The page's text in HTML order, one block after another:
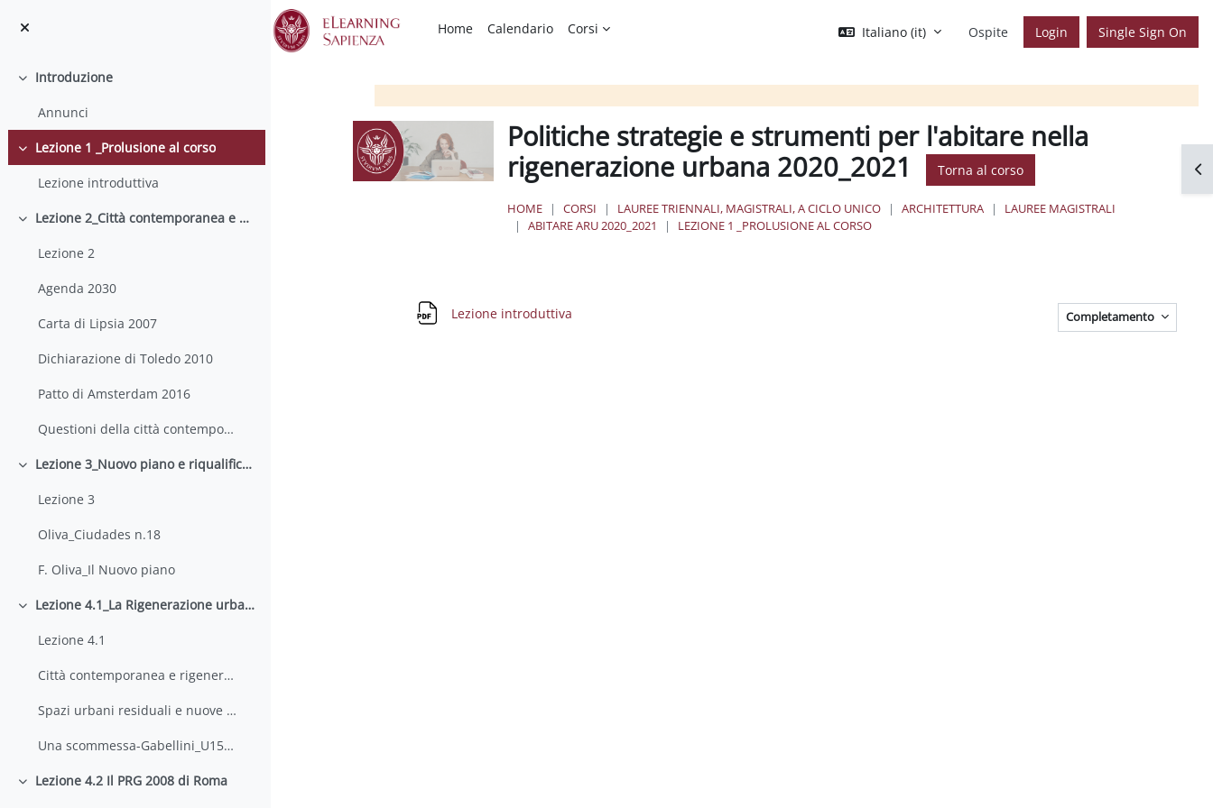
Home
Calendario Corsi Italiano ‎(it)‎ Ospite Login Single Sign On
Minimizza
Introduzione
Annunci
Minimizza
Lezione 1 _Prolusione al corso
Lezione introduttiva
Minimizza Lezione 2_Città contemporanea e metropolizzazione
Lezione 2
Agenda 2030
Carta di Lipsia 2007
Dichiarazione di Toledo 2010
Patto di Amsterdam 2016
Questioni della città contemporanea- Marcelloni
Minimizza Lezione 3_Nuovo piano e riqualificazione urbana
Lezione 3
Oliva_Ciudades n.18
F. Oliva_Il Nuovo piano
Minimizza Lezione 4.1_La Rigenerazione urbana
Lezione 4.1
Città contemporanea e rigenerazione urbana. Temi, azioni, strumenti_Galuzzi-Vitillo-2018
Spazi urbani residuali e nuove comunità di pratiche sociali_Galuzzi et al.-2019
Una scommessa-Gabellini_U157-2016
Minimizza
Lezione 4.2 Il PRG 2008 di Roma
Politiche strategie e strumenti per l'abitare nella
rigenerazione urbana 2020_2021
Torna al corso
HOME CORSI LAUREE TRIENNALI, MAGISTRALI, A CICLO UNICO ARCHITETTURA
LAUREE MAGISTRALI
ABITARE ARU 2020_2021
LEZIONE 1 _PROLUSIONE AL CORSO
Schema della sezione
Lezione introduttiva Completamento